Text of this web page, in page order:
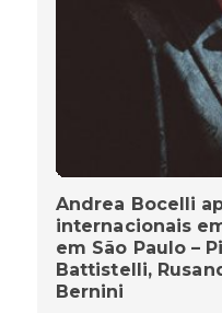
Andrea Bocelli
internacionais
em São Paulo –
Battistelli,
Bernini